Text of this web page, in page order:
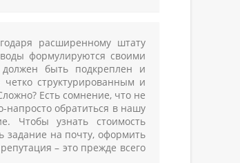
расширенному штату
формулируются своими
быть подкреплен и
структурированным и
Есть сомнение, что не
напросто обратиться в нашу
Чтобы узнать стоимость
задание на почту, оформить
– это прежде всего